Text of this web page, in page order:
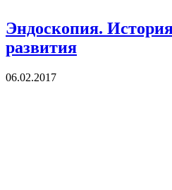
Эндоскопия.
развития
06.02.2017